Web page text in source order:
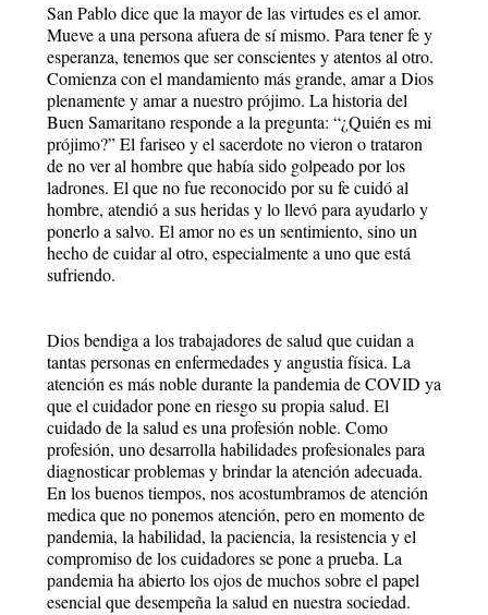
San Pablo dice que la mayor de las virtudes es el amor.
Mueve a una persona afuera de sí mismo. Para tener fe y
esperanza, tenemos que ser conscientes y atentos al otro.
Comienza con el mandamiento más grande, amar a Dios
plenamente y amar a nuestro prójimo. La historia del
Buen Samaritano responde a la pregunta: “¿Quién es mi
prójimo?” El fariseo y el sacerdote no vieron o trataron
de no ver al hombre que había sido golpeado por los
ladrones. El que no fue reconocido por su fe cuidó al
hombre, atendió a sus heridas y lo llevó para ayudarlo y
ponerlo a salvo. El amor no es un sentimiento, sino un
hecho de cuidar al otro, especialmente a uno que está
sufriendo.
Dios bendiga a los trabajadores de salud que cuidan a
tantas personas en enfermedades y angustia física. La
atención es más noble durante la pandemia de COVID ya
que el cuidador pone en riesgo su propia salud. El
cuidado de la salud es una profesión noble. Como
profesión, uno desarrolla habilidades profesionales para
diagnosticar problemas y brindar la atención adecuada.
En los buenos tiempos, nos acostumbramos de atención
medica que no ponemos atención, pero en momento de
pandemia, la habilidad, la paciencia, la resistencia y el
compromiso de los cuidadores se pone a prueba. La
pandemia ha abierto los ojos de muchos sobre el papel
esencial que desempeña la salud en nuestra sociedad.